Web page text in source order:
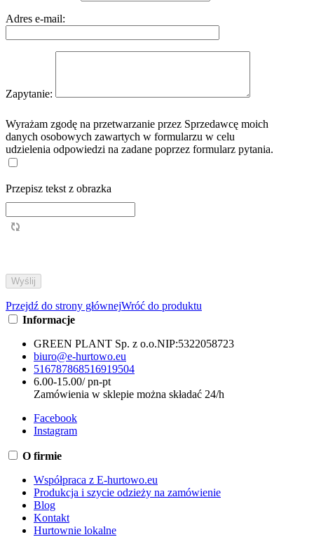
Adres e-mail:
Zapytanie:
Wyrażam zgodę na przetwarzanie przez Sprzedawcę moich
danych osobowych zawartych w formularzu w celu
udzielenia odpowiedzi na zadane poprzez formularz pytania.
Przepisz tekst z obrazka
Przejdź do strony głównejWróć do produktu
Informacje
GREEN PLANT Sp. z o.o.NIP:5322058723
biuro@e-hurtowo.eu
516787868516919504
6.00-15.00/ pn-pt
Zamówienia w sklepie można składać 24/h
Facebook
Instagram
O firmie
Współpraca z E-hurtowo.eu
Produkcja i szycie odzieży na zamówienie
Blog
Kontakt
Hurtownie lokalne